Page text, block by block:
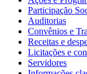
Participação
Auditorias
Convênios e
Receitas e
Licitações e
Servidores